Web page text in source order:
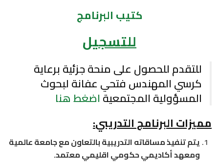
كتيب البرنامج
للتسجيل
للتقدم للحصول على منحة جزئية برعاية
كرسي المهندس فتحي عفانة لبحوث
المسؤولية المجتمعية اضغط هنا
مميزات البرنامج التدريبي:
يتم تنفيذ مساقاته التدريبية بالتعاون مع جامعة عالمية
ومعهد أكاديمي حكومي اقليمي معتمد.